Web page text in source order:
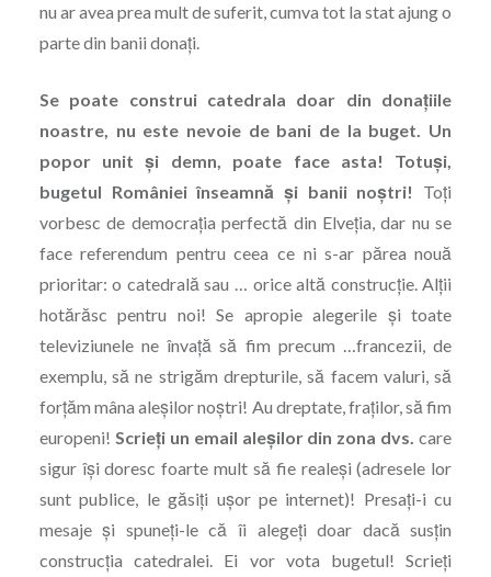
nu ar avea prea mult de suferit, cumva tot la stat ajung o
parte din banii donaţi.
Se poate construi catedrala doar din donaţiile
noastre, nu este nevoie de bani de la buget. Un
popor unit şi demn, poate face asta! Totuşi,
bugetul României înseamnă şi banii noştri!
Toţi
vorbesc de democraţia perfectă din Elveţia, dar nu se
face referendum pentru ceea ce ni s-ar părea nouă
prioritar: o catedrală sau … orice altă construcţie. Alţii
hotărăsc pentru noi! Se apropie alegerile şi toate
televiziunele ne învaţă să fim precum …francezii, de
exemplu, să ne strigăm drepturile, să facem valuri, să
forţăm mâna aleşilor noştri! Au dreptate, fraţilor, să fim
europeni! Scrieţi un email aleşilor din zona dvs. care
sigur îşi doresc foarte mult să fie realeşi (adresele lor
sunt publice, le găsiţi uşor pe internet)! Presaţi-i cu
mesaje şi spuneţi-le că îi alegeţi doar dacă susţin
construcţia catedralei. Ei vor vota bugetul! Scrieţi